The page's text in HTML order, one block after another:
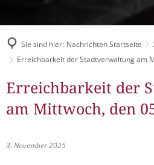
Schlitzer Geschichten
Sie sind hier: Nachrichten Startseite
Erreichbarkeit der Stadtverwaltung am
Erreichbarkeit der
am Mittwoch, den
3. November 2025